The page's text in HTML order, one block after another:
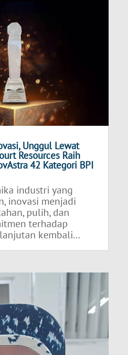
Unggul Lewat
Resources Raih
42 Kategori BPI
industri yang
inovasi menjadi
pulih, dan
terhadap
kembali...